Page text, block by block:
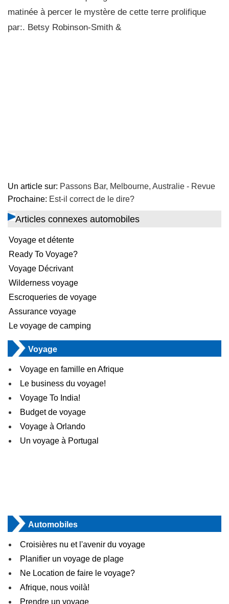
matinée à percer le mystère de cette terre prolifique
par:. Betsy Robinson-Smith &
Un article sur: Passons Bar, Melbourne, Australie - Revue
Prochaine: Est-il correct de le dire?
Articles connexes automobiles
Voyage et détente
Ready To Voyage?
Voyage Décrivant
Wilderness voyage
Escroqueries de voyage
Assurance voyage
Le voyage de camping
Voyage
Voyage en famille en Afrique
Le business du voyage!
Voyage To India!
Budget de voyage
Voyage à Orlando
Un voyage à Portugal
Automobiles
Croisières nu et l'avenir du voyage
Planifier un voyage de plage
Ne Location de faire le voyage?
Afrique, nous voilà!
Prendre un voyage